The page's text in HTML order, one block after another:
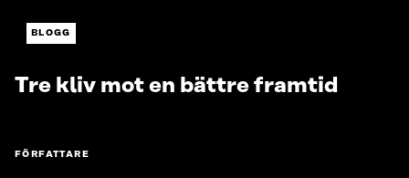
BLOGG
Tre kliv mot en bättre framtid
FÖRFATTARE